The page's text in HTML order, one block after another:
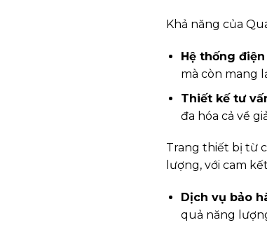
Khả năng của
Hệ thống
mà còn mang
Thiết kế tư
đa hóa cả về
Trang thiết bị từ
lượng, với cam
Dịch vụ bảo
quả năng